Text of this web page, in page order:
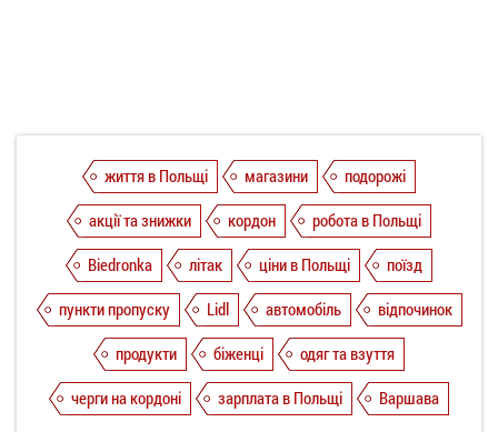
життя в Польщі магазини
подорожі
акції та знижки
кордон
робота в Польщі
Biedronka
літак ціни в Польщі
поїзд
пункти пропуску
Lidl автомобіль
відпочинок
продукти
біженці
одяг та взуття
черги на кордоні
зарплата в Польщі Варшава